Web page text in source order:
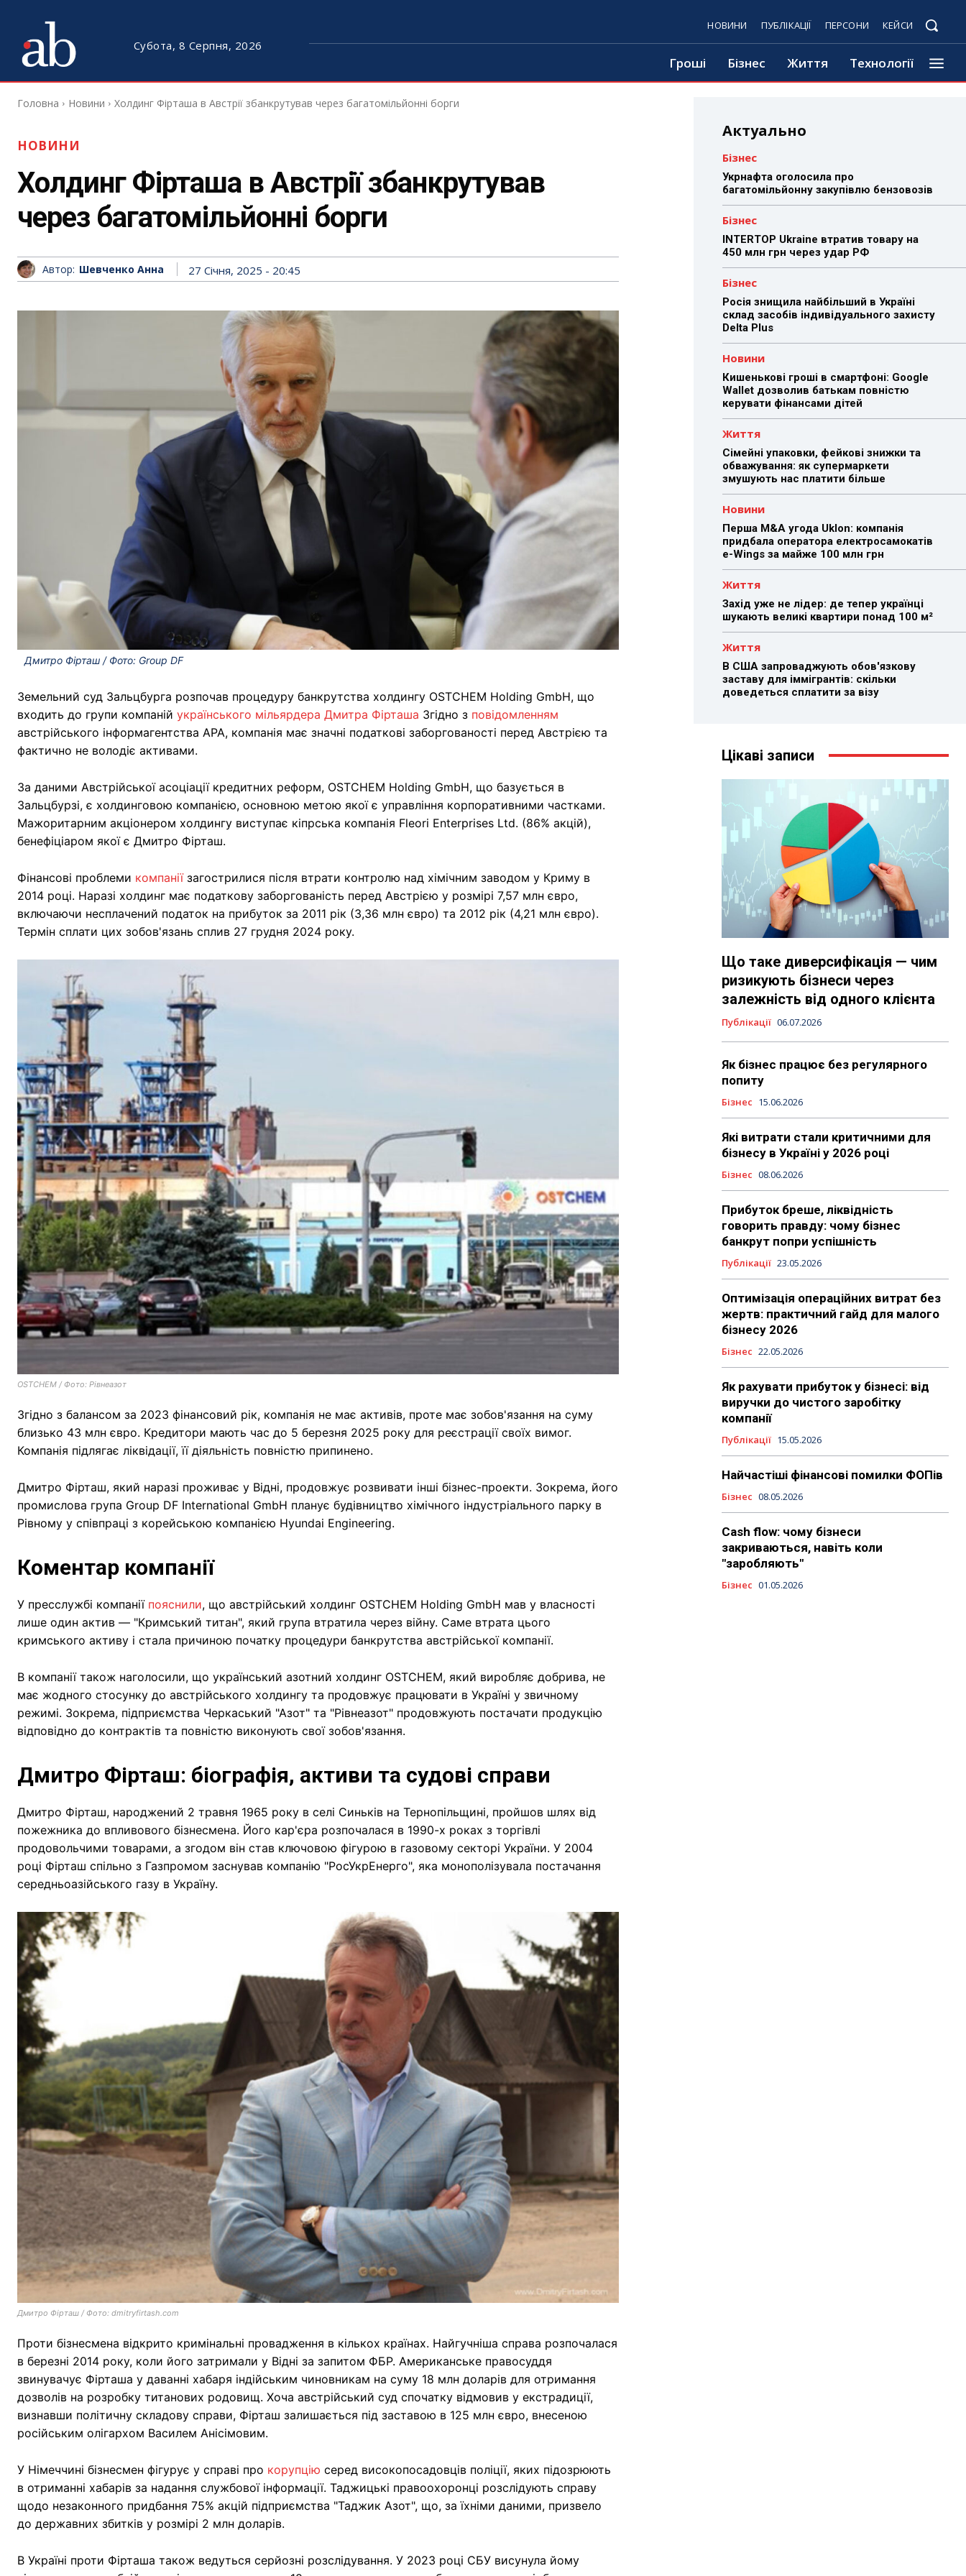
Субота, 8 Серпня, 2026
НОВИНИ ПУБЛІКАЦІЇ ПЕРСОНИ КЕЙСИ
Гроші Бізнес Життя Технології
Головна Новини Холдинг Фірташа в Австрії збанкрутував через багатомільйонні борги
НОВИНИ
Холдинг Фірташа в Австрії збанкрутував
через багатомільйонні борги
Автор: Шевченко Анна 27 Січня, 2025 - 20:45
Дмитро Фірташ / Фото: Group DF
Земельний суд Зальцбурга розпочав процедуру банкрутства холдингу OSTCHEM Holding GmbH, що
входить до групи компаній українського мільярдера Дмитра Фірташа Згідно з повідомленням
австрійського інформагентства АРА, компанія має значні податкові заборгованості перед Австрією та
фактично не володіє активами.
За даними Австрійської асоціації кредитних реформ, OSTCHEM Holding GmbH, що базується в
Зальцбурзі, є холдинговою компанією, основною метою якої є управління корпоративними частками.
Мажоритарним акціонером холдингу виступає кіпрська компанія Fleori Enterprises Ltd. (86% акцій),
бенефіціаром якої є Дмитро Фірташ.
Фінансові проблеми компаніїзагострилися після втрати контролю над хімічним заводом у Криму в
2014 році. Наразі холдинг має податкову заборгованість перед Австрією у розмірі 7,57 млн євро,
включаючи несплачений податок на прибуток за 2011 рік (3,36 млн євро) та 2012 рік (4,21 млн євро).
Термін сплати цих зобов'язань сплив 27 грудня 2024 року.
OSTCHEM / Фото: Рівнеазот
Згідно з балансом за 2023 фінансовий рік, компанія не має активів, проте має зобов'язання на суму
близько 43 млн євро. Кредитори мають час до 5 березня 2025 року для реєстрації своїх вимог.
Компанія підлягає ліквідації, її діяльність повністю припинено.
Дмитро Фірташ, який наразі проживає у Відні, продовжує розвивати інші бізнес-проекти. Зокрема, його
промислова група Group DF International GmbH планує будівництво хімічного індустріального парку в
Рівному у співпраці з корейською компанією Hyundai Engineering.
Коментар компанії
У пресслужбі компанії пояснили, що австрійський холдинг OSTCHEM Holding GmbH мав у власності
лише один актив — "Кримський титан", який група втратила через війну. Саме втрата цього
кримського активу і стала причиною початку процедури банкрутства австрійської компанії.
В компанії також наголосили, що український азотний холдинг OSTCHEM, який виробляє добрива, не
має жодного стосунку до австрійського холдингу та продовжує працювати в Україні у звичному
режимі. Зокрема, підприємства Черкаський "Азот" та "Рівнеазот" продовжують постачати продукцію
відповідно до контрактів та повністю виконують свої зобов'язання.
Дмитро Фірташ: біографія, активи та судові справи
Дмитро Фірташ, народжений 2 травня 1965 року в селі Синьків на Тернопільщині, пройшов шлях від
пожежника до впливового бізнесмена. Його кар'єра розпочалася в 1990-х роках з торгівлі
продовольчими товарами, а згодом він став ключовою фігурою в газовому секторі України. У 2004
році Фірташ спільно з Газпромом заснував компанію "РосУкрЕнерго", яка монополізувала постачання
середньоазійського газу в Україну.
Дмитро Фірташ / Фото: dmitryfirtash.com
Проти бізнесмена відкрито кримінальні провадження в кількох країнах. Найгучніша справа розпочалася
в березні 2014 року, коли його затримали у Відні за запитом ФБР. Американське правосуддя
звинувачує Фірташа у даванні хабаря індійським чиновникам на суму 18 млн доларів для отримання
дозволів на розробку титанових родовищ. Хоча австрійський суд спочатку відмовив у екстрадиції,
визнавши політичну складову справи, Фірташ залишається під заставою в 125 млн євро, внесеною
російським олігархом Василем Анісімовим.
У Німеччині бізнесмен фігурує у справі про корупцію серед високопосадовців поліції, яких підозрюють
в отриманні хабарів за надання службової інформації. Таджицькі правоохоронці розслідують справу
щодо незаконного придбання 75% акцій підприємства "Таджик Азот", що, за їхніми даними, призвело
до державних збитків у розмірі 2 млн доларів.
В Україні проти Фірташа також ведуться серйозні розслідування. У 2023 році СБУ висунула йому
Актуально
Бізнес
Укрнафта оголосила про
багатомільйонну закупівлю бензовозів
Бізнес
INTERTOP Ukraine втратив товару на
450 млн грн через удар РФ
Бізнес
Росія знищила найбільший в Україні
склад засобів індивідуального захисту
Delta Plus
Новини
Кишенькові гроші в смартфоні: Google
Wallet дозволив батькам повністю
керувати фінансами дітей
Життя
Сімейні упаковки, фейкові знижки та
обважування: як супермаркети
змушують нас платити більше
Новини
Перша M&A угода Uklon: компанія
придбала оператора електросамокатів
e-Wings за майже 100 млн грн
Життя
Захід уже не лідер: де тепер українці
шукають великі квартири понад 100 м²
Життя
В США запроваджують обов'язкову
заставу для іммігрантів: скільки
доведеться сплатити за візу
Цікаві записи
Що таке диверсифікація — чим
ризикують бізнеси через
залежність від одного клієнта
Публікації 06.07.2026
Як бізнес працює без регулярного
попиту
Бізнес 15.06.2026
Які витрати стали критичними для
бізнесу в Україні у 2026 році
Бізнес 08.06.2026
Прибуток бреше, ліквідність
говорить правду: чому бізнес
банкрут попри успішність
Публікації 23.05.2026
Оптимізація операційних витрат без
жертв: практичний гайд для малого
бізнесу 2026
Бізнес 22.05.2026
Як рахувати прибуток у бізнесі: від
виручки до чистого заробітку
компанії
Публікації 15.05.2026
Найчастіші фінансові помилки ФОПів
Бізнес 08.05.2026
Cash flow: чому бізнеси
закриваються, навіть коли
"заробляють"
Бізнес 01.05.2026